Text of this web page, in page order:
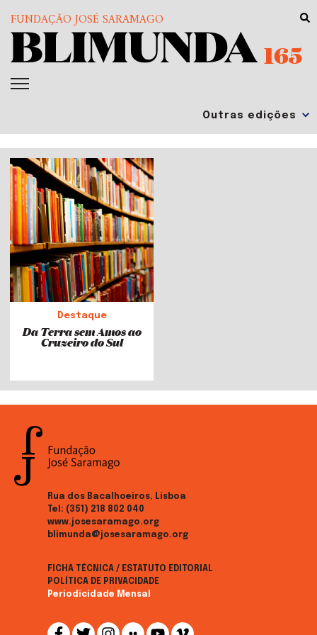
FUNDAÇÃO JOSÉ SARAMAGO
165
Destaque
Da Terra sem Amos ao
Cruzeiro do Sul
Rua dos Bacalhoeiros, Lisboa
Tel: (351) 218 802 040
www.josesaramago.org
blimunda@josesaramago.org
FICHA TÉCNICA / ESTATUTO EDITORIAL
POLÍTICA DE PRIVACIDADE
Periodicidade Mensal